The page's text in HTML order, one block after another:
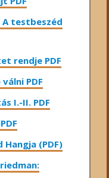
A testbeszéd
rendje PDF
PDF
I.-II. PDF
Hangja (PDF)